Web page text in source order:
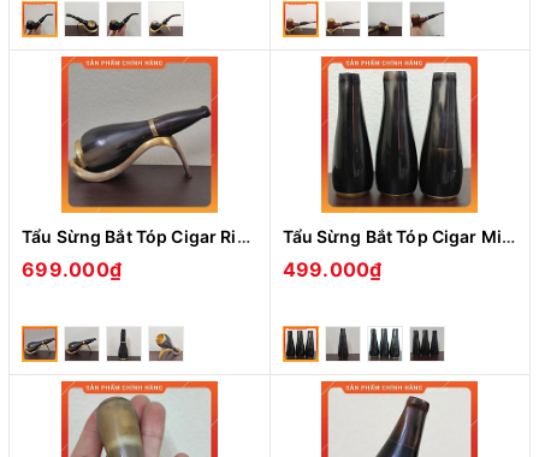
Tẩu Sừng Bắt Tóp Cigar Ring Size 42-60 Hàng Thủ Công
699.000₫
Tẩu Sừng Bắt Tóp Cigar Mini Ring Size 2-42 Hàng Thủ Công
499.000₫